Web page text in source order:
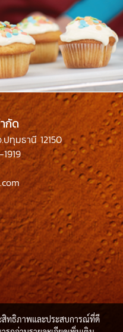
กัด
ทุมธานี 12150
สิทธิภาพและประสบการณ์ที่ดี